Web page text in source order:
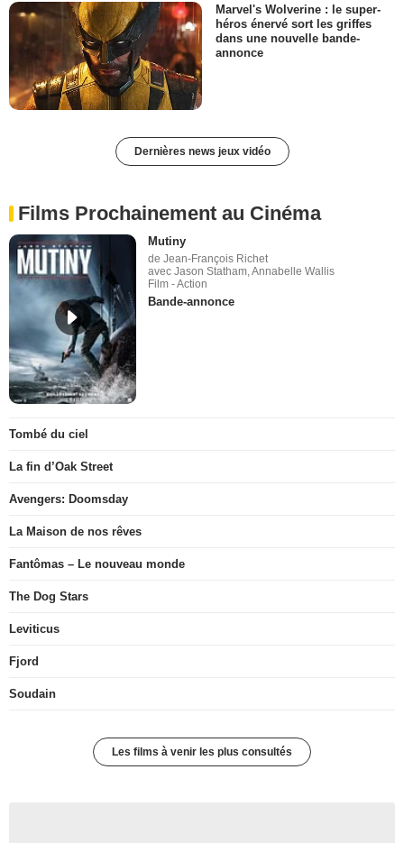
Marvel's Wolverine : le super-
héros énervé sort les griffes
dans une nouvelle bande-
annonce
Dernières news jeux vidéo
Films Prochainement au Cinéma
Mutiny
de Jean-François Richet
avec Jason Statham, Annabelle Wallis
Film - Action
Bande-annonce
Tombé du ciel
La fin d’Oak Street
Avengers: Doomsday
La Maison de nos rêves
Fantômas – Le nouveau monde
The Dog Stars
Leviticus
Fjord
Soudain
Les films à venir les plus consultés